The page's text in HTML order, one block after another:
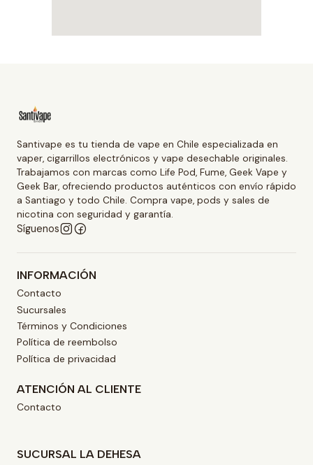
Santivape es tu tienda de vape en Chile especializada en
vaper, cigarrillos electrónicos y vape desechable originales.
Trabajamos con marcas como Life Pod, Fume, Geek Vape y
Geek Bar, ofreciendo productos auténticos con envío rápido
a Santiago y todo Chile. Compra vape, pods y sales de
nicotina con seguridad y garantía.
Síguenos
INFORMACIÓN
Contacto
Sucursales
Términos y Condiciones
Política de reembolso
Política de privacidad
ATENCIÓN AL CLIENTE
Contacto
SUCURSAL LA DEHESA